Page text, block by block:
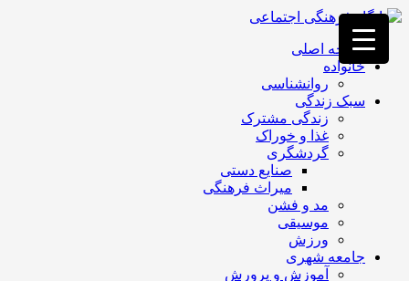
فصد
خون
غرب
تهران
خشکشویی
تصفیه
تهران
صفحه اصلی
خانواده
روانشناسی
سبک زندگی
زندگی مشترک
غذا و خوراک
گردشگری
صنایع دستی
میراث فرهنگی
مد و فشن
موسیقی
ورزش
جامعه شهری
آموزش و پرورش